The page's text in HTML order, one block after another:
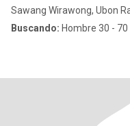
Sawang Wirawong, Ubon
Buscando: Hombre 30 - 70